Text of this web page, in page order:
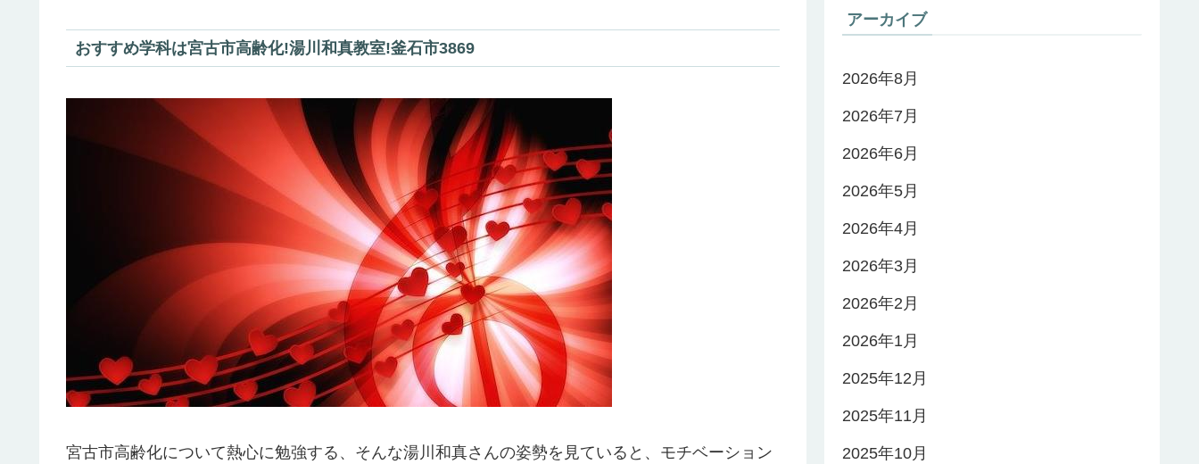
おすすめ学科は宮古市高齢化!湯川和真教室!釜石市3869
宮古市高齢化について熱心に勉強する、そんな湯川和真さんの姿勢を見ていると、モチベーション
アーカイブ
2026年8月
2026年7月
2026年6月
2026年5月
2026年4月
2026年3月
2026年2月
2026年1月
2025年12月
2025年11月
2025年10月